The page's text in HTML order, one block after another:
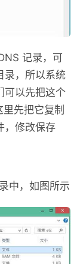
记录，可
录，所以系统
可以先把这个
先把它复制
，修改保存
中，如图所示